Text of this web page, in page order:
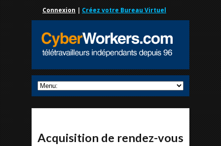
Connexion | Créez votre Bureau Virtuel
Acquisition de rendez-vous